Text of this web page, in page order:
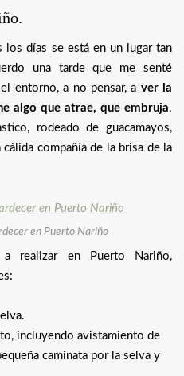
los días se está en un lugar tan
una tarde que me senté
entorno, a no pensar, a ver la
algo que atrae, que embruja.
rodeado de guacamayos,
compañía de la brisa de la
en Puerto Nariño
a realizar en Puerto Nariño,
incluyendo avistamiento de
caminata por la selva y